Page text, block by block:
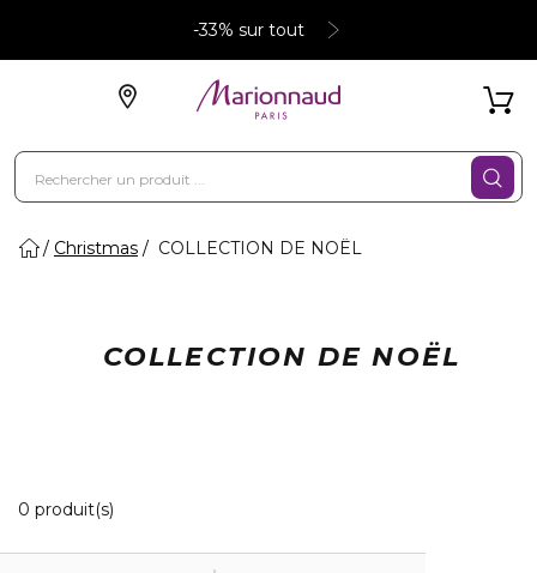
-33% sur tout
Christmas COLLECTION DE NOËL
COLLECTION DE NOËL
0 produit(s)